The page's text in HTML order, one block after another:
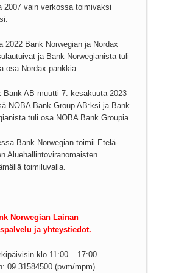
2007 vain verkossa toimivaksi
2022 Bank Norwegian ja Nordax
ja Bank Norwegianista tuli
osa Nordax pankkia.
Bank AB muutti 7. kesäkuuta 2023
NOBA Bank Group AB:ksi ja Bank
tuli osa NOBA Bank Groupia.
Bank Norwegian toimii Etelä-
Aluehallintoviranomaisten
toimiluvalla.
Norwegian Lainan
ja yhteystiedot.
klo 11:00 – 17:00.
09 31584500 (pvm/mpm).